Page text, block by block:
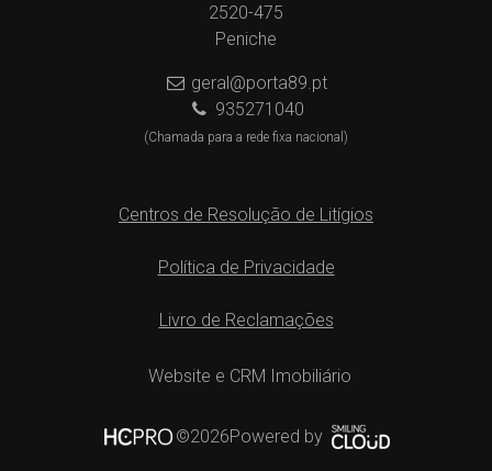
2520-475
Peniche
geral@porta89.pt
935271040
(Chamada para a rede fixa nacional)
Centros de Resolução de Litígios
Política de Privacidade
Livro de Reclamações
Website e CRM Imobiliário
©2026Powered by